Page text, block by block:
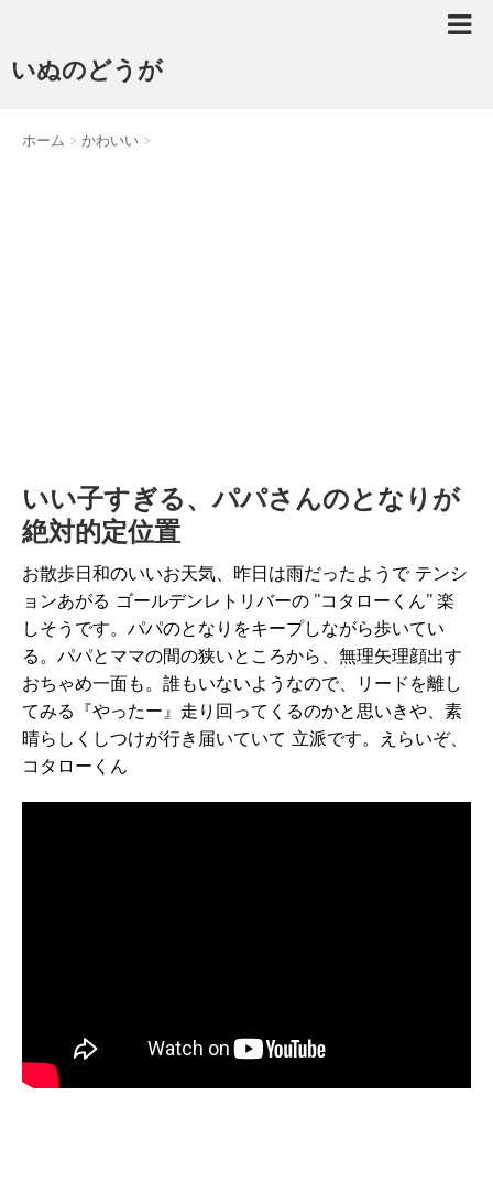
いぬのどうが
ホーム > かわいい >
いい子すぎる、パパさんのとなりが
絶対的定位置
お散歩日和のいいお天気、昨日は雨だったようで テンシ
ョンあがる ゴールデンレトリバーの ”コタローくん” 楽
しそうです。パパのとなりをキープしながら歩いてい
る。パパとママの間の狭いところから、無理矢理顔出す
おちゃめ一面も。誰もいないようなので、リードを離し
てみる『やったー』走り回ってくるのかと思いきや、素
晴らしくしつけが行き届いていて 立派です。えらいぞ、
コタローくん